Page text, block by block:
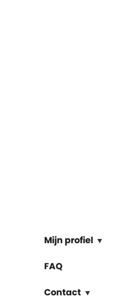
Mijn profiel
FAQ
Contact